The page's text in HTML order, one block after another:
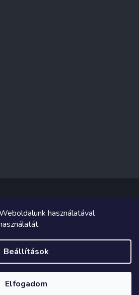
használatával
Beállítások
Elfogadom
Sakküzlet. Minden jog fenntartva.
innen Tomáš Hlad&Shoptetak.cz.
Shoptet készítette